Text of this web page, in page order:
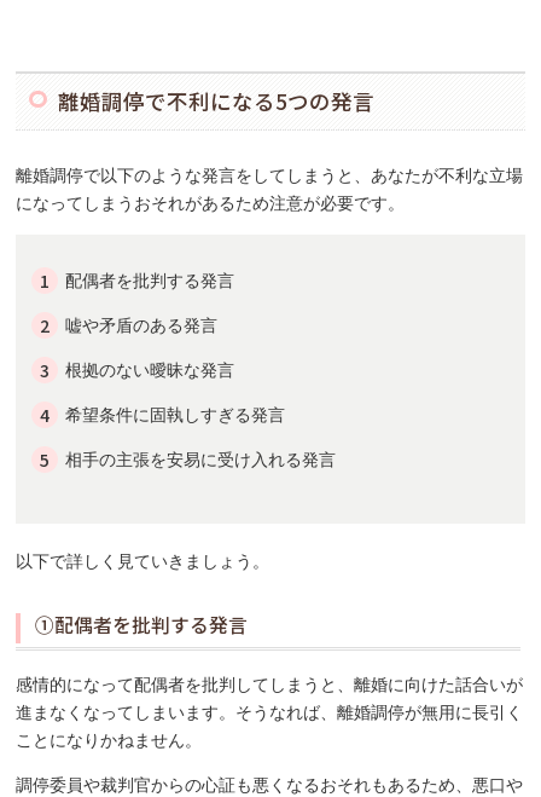
離婚調停で不利になる5つの発言
離婚調停で以下のような発言をしてしまうと、あなたが不利な立場
になってしまうおそれがあるため注意が必要です。
配偶者を批判する発言
嘘や矛盾のある発言
根拠のない曖昧な発言
希望条件に固執しすぎる発言
相手の主張を安易に受け入れる発言
以下で詳しく見ていきましょう。
①配偶者を批判する発言
感情的になって配偶者を批判してしまうと、離婚に向けた話合いが
進まなくなってしまいます。そうなれば、離婚調停が無用に長引く
ことになりかねません。
調停委員や裁判官からの心証も悪くなるおそれもあるため、悪口や